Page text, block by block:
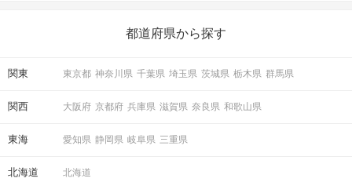
の楽しいことアイデアを集めました♪ いままさに楽しいことを探し
都道府県から探す
関東 東京都 神奈川県 千葉県 埼玉県 茨城県 栃木県 群馬県
関西 大阪府 京都府 兵庫県 滋賀県 奈良県 和歌山県
東海 愛知県 静岡県 岐阜県 三重県
北海道 北海道